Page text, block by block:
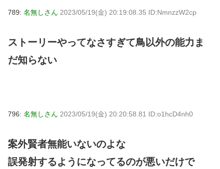
789: 名無しさん 2023/05/19(金) 20:19:08.35 ID:NmnzzW2cp
ストーリーやってなさすぎて鳥以外の能力ま
だ知らない
796: 名無しさん 2023/05/19(金) 20:20:58.81 ID:o1hcD4nh0
案外賢者無能いないのよな
誤発射するようになってるのが悪いだけで